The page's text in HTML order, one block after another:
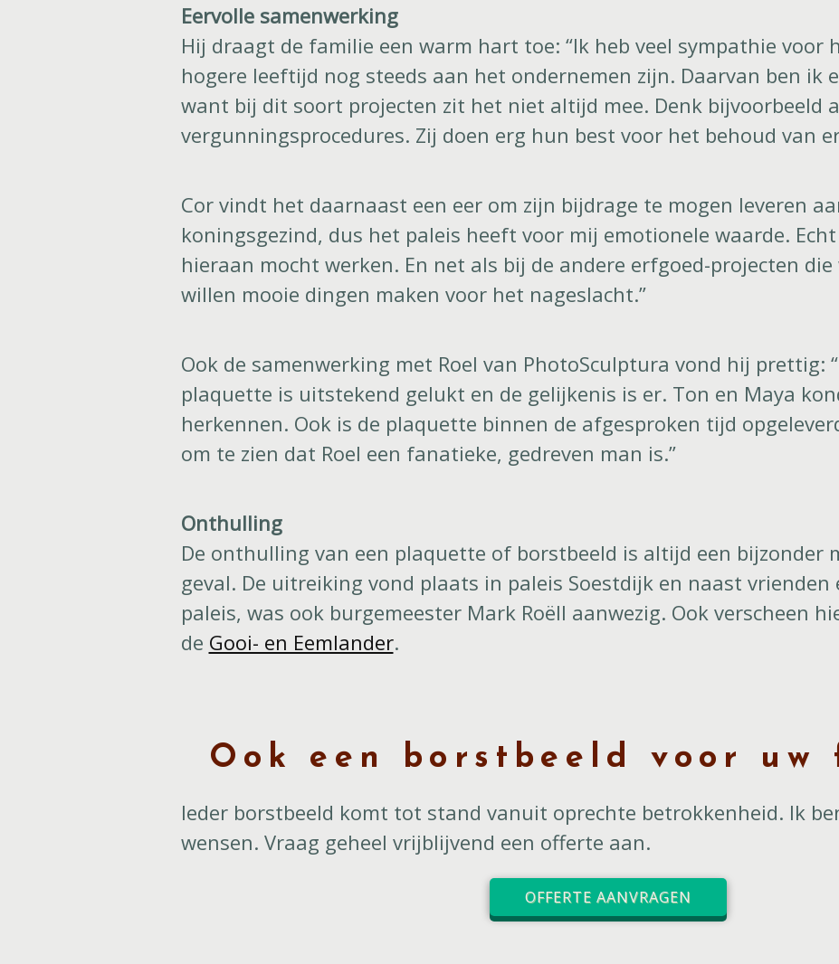
Eervolle samenwerking
Hij draagt de familie een warm hart toe: “Ik heb veel sympathie voor
hogere leeftijd nog steeds aan het ondernemen zijn. Daarvan ben ik
want bij dit soort projecten zit het niet altijd mee. Denk bijvoorbeeld
vergunningsprocedures. Zij doen erg hun best voor het behoud van
Cor vindt het daarnaast een eer om zijn bijdrage te mogen leveren
koningsgezind, dus het paleis heeft voor mij emotionele waarde.
hieraan mocht werken. En net als bij de andere erfgoed-projecten die
willen mooie dingen maken voor het nageslacht.”
Ook de samenwerking met Roel van PhotoSculptura vond hij prettig:
plaquette is uitstekend gelukt en de gelijkenis is er. Ton en Maya
herkennen. Ook is de plaquette binnen de afgesproken tijd
om te zien dat Roel een fanatieke, gedreven man is.”
Onthulling
De onthulling van een plaquette of borstbeeld is altijd een bijzonder
geval. De uitreiking vond plaats in paleis Soestdijk en naast vrienden
paleis, was ook burgemeester Mark Roëll aanwezig. Ook verscheen
de Gooi- en Eemlander.
Ook een borstbeeld voor uw
Ieder borstbeeld komt tot stand vanuit oprechte betrokkenheid. Ik
wensen. Vraag geheel vrijblijvend een offerte aan.
OFFERTE AANVRAGEN